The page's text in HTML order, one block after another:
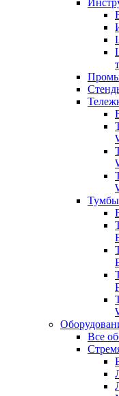
Тумбы
Все